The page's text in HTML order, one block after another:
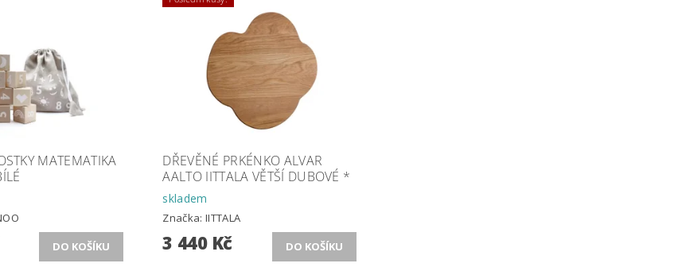
MATEMATIKA
DŘEVĚNÉ PRKÉNKO ALVAR
AALTO IITTALA VĚTŠÍ DUBOVÉ *
skladem
Značka:IITTALA
3 440 Kč